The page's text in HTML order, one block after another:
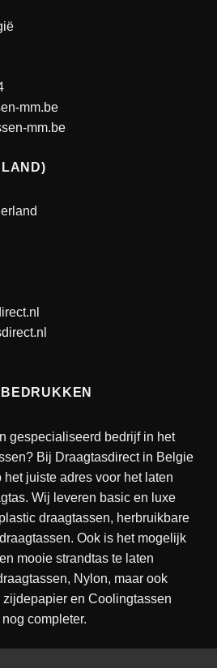
mm.be
mm.be
gespecialiseerd bedrijf in het
Bij Draagtasdirect in Belgie
juiste adres voor het laten
Wij leveren basic en luxe
draagtassen, herbruikbare
Ook is het mogelijk
mooie strandtas te laten
Nylon, maar ook
en Coolingtassen
completer.